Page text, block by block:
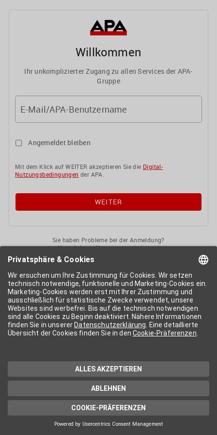
Willkommen
Ihr unkomplizierter Zugang zu allen Services der APA-
Gruppe
E-Mail/APA-Benutzername
Angemeldet bleiben
Mit dem Klick auf WEITER akzeptieren Sie die Digital-
Nutzungsbedingungen der APA.
Sie haben Probleme bei der Anmeldung?
KontaktierenSie uns gerne jederzeit!
APA-User
Services der APA-Gruppe. Für die Nutzung der einzelnen Anwendungen
kann eine weitere Freischaltung nötig sein. Kosten fallen nur nach einer
Bestellung und genauer Kosteninformation an.
Wenn nicht anders erwähnt, gelten dieAllgemeinen
Geschäftsbedingungender APA - Austria Presse Agentur.
Die von Ihnen angegebenen Daten werden ausschließlich für die
Zwecke der Demo-Nutzung bzw. des Vertragsverhältnisses genutzt.
Eine darüber hinaus gehende oder andersartige Verwendung ist nur mit
technischen Support stehen wir Ihnen jederzeit gerne zur Verfügung.
Datenschutzerklärung
Cookie-Präferenzen